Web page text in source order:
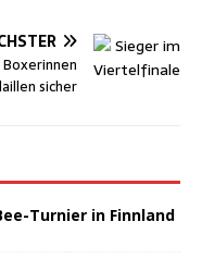
sicher
Tur­nier in Finnland